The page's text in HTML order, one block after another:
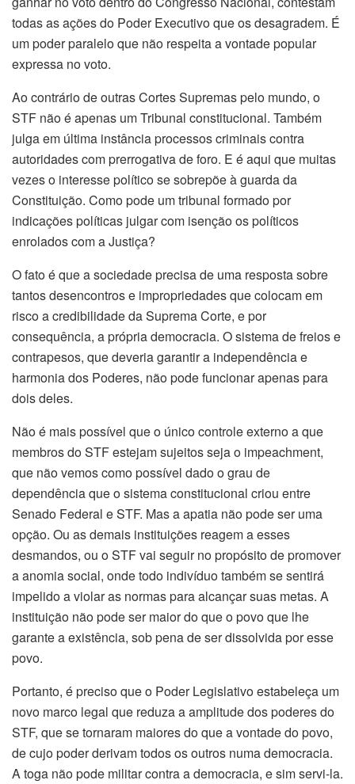
todas as ações do Poder Executivo que os desagradem. É
um poder paralelo que não respeita a vontade popular
expressa no voto.
Ao contrário de outras Cortes Supremas pelo mundo, o
STF não é apenas um Tribunal constitucional. Também
julga em última instância processos criminais contra
autoridades com prerrogativa de foro. E é aqui que muitas
vezes o interesse político se sobrepõe à guarda da
Constituição. Como pode um tribunal formado por
indicações políticas julgar com isenção os políticos
enrolados com a Justiça?
O fato é que a sociedade precisa de uma resposta sobre
tantos desencontros e impropriedades que colocam em
risco a credibilidade da Suprema Corte, e por
consequência, a própria democracia. O sistema de freios e
contrapesos, que deveria garantir a independência e
harmonia dos Poderes, não pode funcionar apenas para
dois deles.
Não é mais possível que o único controle externo a que
membros do STF estejam sujeitos seja o impeachment,
que não vemos como possível dado o grau de
dependência que o sistema constitucional criou entre
Senado Federal e STF. Mas a apatia não pode ser uma
opção. Ou as demais instituições reagem a esses
desmandos, ou o STF vai seguir no propósito de promover
a anomia social, onde todo indivíduo também se sentirá
impelido a violar as normas para alcançar suas metas. A
instituição não pode ser maior do que o povo que lhe
garante a existência, sob pena de ser dissolvida por esse
povo.
Portanto, é preciso que o Poder Legislativo estabeleça um
novo marco legal que reduza a amplitude dos poderes do
STF, que se tornaram maiores do que a vontade do povo,
de cujo poder derivam todos os outros numa democracia.
A toga não pode militar contra a democracia, e sim servi-la.